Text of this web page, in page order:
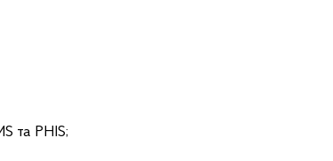
та PHIS;